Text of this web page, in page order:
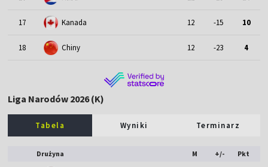
17 Kanada 12 -15 10
18 Chiny 12 -23 4
Liga Narodów 2026 (K)
Tabela Wyniki Terminarz
Drużyna M +/- Pkt